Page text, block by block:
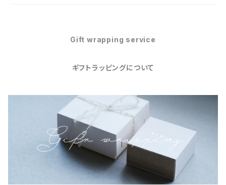
Gift wrapping service
ギフトラッピングについて